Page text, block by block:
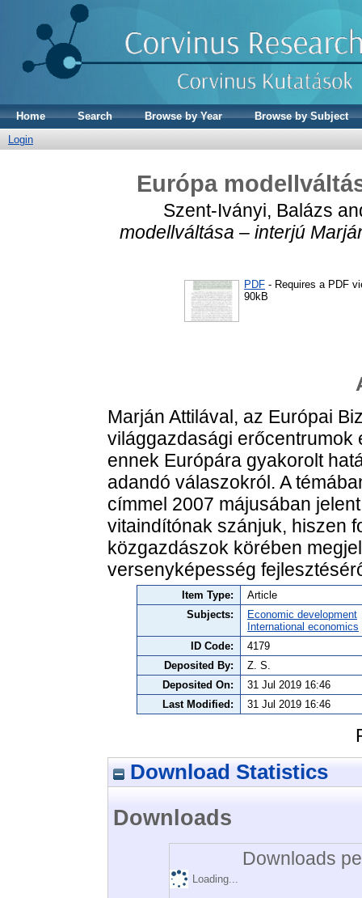
Home Search Browse by Year
Browse by Subject
Login
Európa
Szent-Iványi, Balázs
modellváltása – interjú
PDF - Requires a PDF
90kB
Marján Attilával, az Európai
világgazdasági erőcentrumok
ennek Európára gyakorolt
adandó válaszokról. A
címmel 2007 májusában
vitaindítónak szánjuk, hiszen
közgazdászok körében
versenyképesség
Item Type:
Article
Subjects:
Economic development
International economics
ID Code:
4179
Deposited By:
Z. S.
Deposited On:
31 Jul 2019 16:46
Last Modified:
31 Jul 2019 16:46
Download Statistics
Downloads
Downloads
Loading...